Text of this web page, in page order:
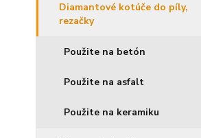
Diamantové kotúče do píly,
rezačky
Použite na betón
Použite na asfalt
Použite na keramiku